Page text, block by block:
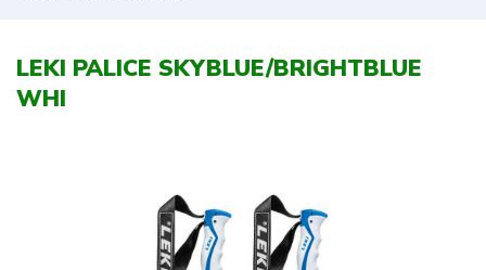
LEKI PALICE SKYBLUE/BRIGHTBLUE
WHI